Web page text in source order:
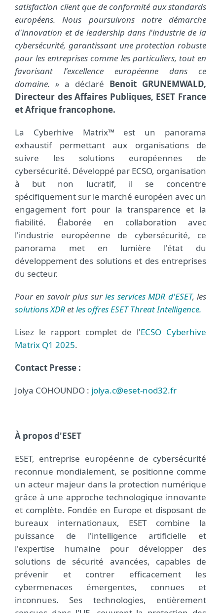
satisfaction client que de conformité aux standards
européens. Nous poursuivons notre démarche
d'innovation et de leadership dans l'industrie de la
cybersécurité, garantissant une protection robuste
pour les entreprises comme les particuliers, tout en
favorisant l'excellence européenne dans ce
domaine. » a déclaré Benoit GRUNEMWALD,
Directeur des Affaires Publiques, ESET France
et Afrique francophone.
La Cyberhive Matrix™ est un panorama
exhaustif permettant aux organisations de
suivre les solutions européennes de
cybersécurité. Développé par ECSO, organisation
à but non lucratif, il se concentre
spécifiquement sur le marché européen avec un
engagement fort pour la transparence et la
fiabilité. Élaborée en collaboration avec
l'industrie européenne de cybersécurité, ce
panorama met en lumière l'état du
développement des solutions et des entreprises
du secteur.
Pour en savoir plus surles services MDR d'ESET, les
solutions XDRetles offres ESET Threat Intelligence.
Lisez le rapport complet de l'ECSO Cyberhive
Matrix Q1 2025.
Contact Presse :
Jolya COHOUNDO : jolya.c@eset-nod32.fr
À propos d'ESET
ESET, entreprise européenne de cybersécurité
reconnue mondialement, se positionne comme
un acteur majeur dans la protection numérique
grâce à une approche technologique innovante
et complète. Fondée en Europe et disposant de
bureaux internationaux, ESET combine la
puissance de l'intelligence artificielle et
l'expertise humaine pour développer des
solutions de sécurité avancées, capables de
prévenir et contrer efficacement les
cybermenaces émergentes, connues et
inconnues. Ses technologies, entièrement